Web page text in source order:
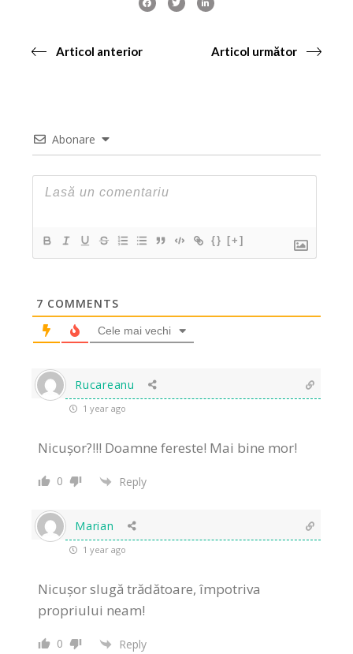
Articol anterior Articol următor
Abonare
{} [+]
7 COMMENTS
Cele mai vechi
Rucareanu
1 year ago
Nicușor?!!! Doamne fereste! Mai bine mor!
0 Reply
Marian
1 year ago
Nicușor slugă trădătoare, împotriva
propriului neam!
0 Reply